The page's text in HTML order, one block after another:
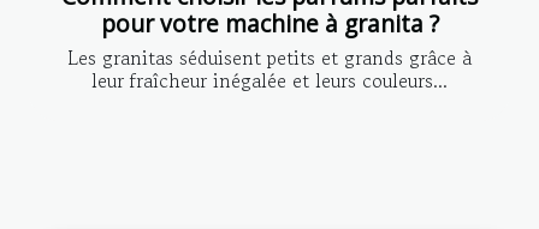
pour votre machine à granita ?
Les granitas séduisent petits et grands grâce à
leur fraîcheur inégalée et leurs couleurs...